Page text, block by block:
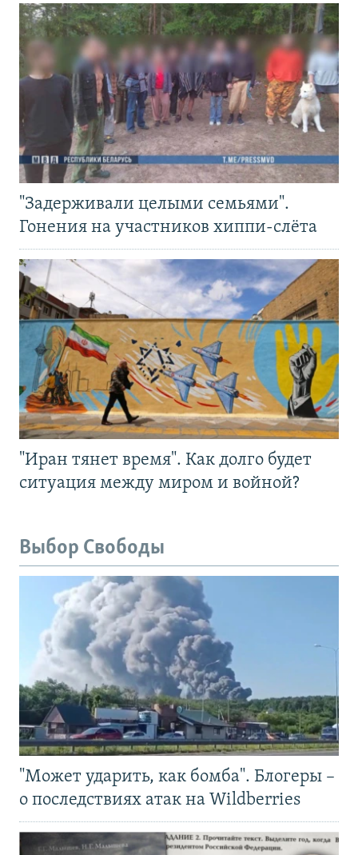
"Задерживали целыми семьями".
Гонения на участников хиппи-слёта
"Иран тянет время". Как долго будет
ситуация между миром и войной?
Выбор Свободы
"Может ударить, как бомба". Блогеры –
о последствиях атак на Wildberries